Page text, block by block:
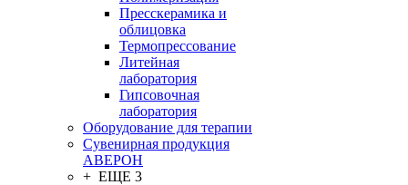
Пресскерамика и
облицовка
Термопрессование
Литейная
лаборатория
Гипсовочная
лаборатория
Оборудование для терапии
Сувенирная продукция
АВЕРОН
+ ЕЩЕ 3